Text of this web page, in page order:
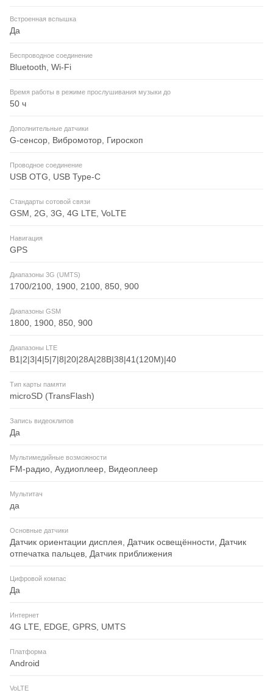
Встроенная вспышка
Да
Беспроводное соединение
Bluetooth, Wi-Fi
Время работы в режиме прослушивания музыки до
50 ч
Дополнительные датчики
G-сенсор, Вибромотор, Гироскоп
Проводное соединение
USB OTG, USB Type-C
Стандарты сотовой связи
GSM, 2G, 3G, 4G LTE, VoLTE
Навигация
GPS
Диапазоны 3G (UMTS)
1700/2100, 1900, 2100, 850, 900
Диапазоны GSM
1800, 1900, 850, 900
Диапазоны LTE
B1|2|3|4|5|7|8|20|28A|28B|38|41(120M)|40
Тип карты памяти
microSD (TransFlash)
Запись видеоклипов
Да
Мультимедийные возможности
FM-радио, Аудиоплеер, Видеоплеер
Мультитач
да
Основные датчики
Датчик ориентации дисплея, Датчик освещённости, Датчик
отпечатка пальцев, Датчик приближения
Цифровой компас
Да
Интернет
4G LTE, EDGE, GPRS, UMTS
Платформа
Android
VoLTE